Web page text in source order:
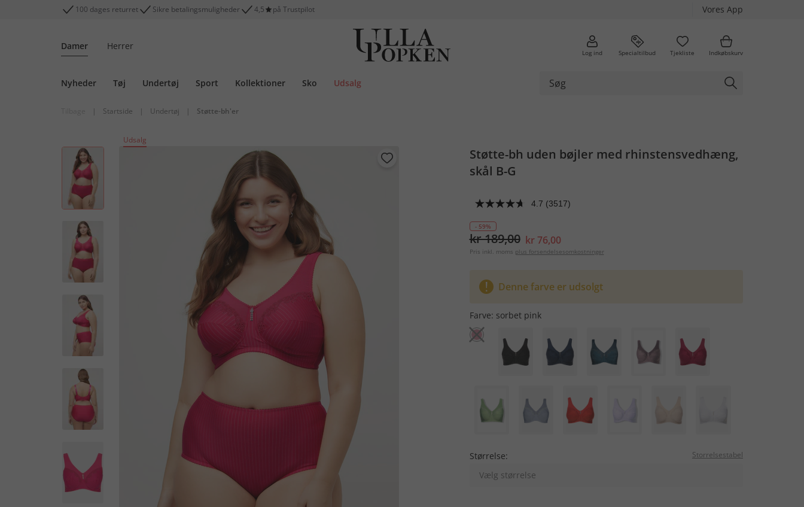
100 dages returret Sikre betalingsmuligheder 4,5 på Trustpilot Vores App
Damer Herrer
Log ind Specialtilbud Tjekliste Indkøbskurv
Nyheder Tøj Undertøj Sport Kollektioner Sko Udsalg
| Startside | Undertøj | Støtte-bh'er
Udsalg
Støtte-bh uden bøjler med rhinstensvedhæng,
skål B-G
4.7 (3517)
- 59%
kr 189,00 kr 76,00
Pris inkl. moms plus forsendelsesomkostninger
Denne farve er udsolgt
Farve: sorbet pink
Størrelse: Storrelsestabel
Vælg størrelse